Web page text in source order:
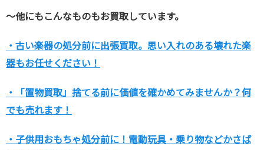
～他にもこんなものもお買取しています。
・古い楽器の処分前に出張買取。思い入れのある壊れた楽
器もお任せください！
・「置物買取」捨てる前に価値を確かめてみませんか？何
でも売れます！
・子供用おもちゃ処分前に！電動玩具・乗り物などかさば